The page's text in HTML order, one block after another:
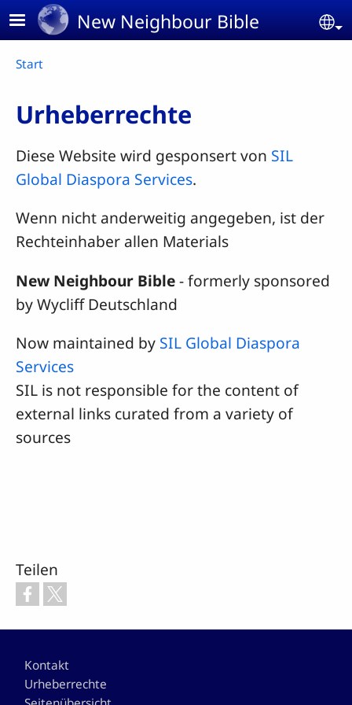
Skip to main contentNew Neighbour Bible
Breadcrumb
Start
Urheberrechte
Diese Website wird gesponsert von SIL
Global Diaspora Services.
Wenn nicht anderweitig angegeben, ist der
Rechteinhaber allen Materials
New Neighbour Bible- formerly sponsored
by Wycliff Deutschland
Now maintained by SIL Global Diaspora
Services
SIL is not responsible for the content of
external links curated from a variety of
sources
Teilen
Footer
Kontakt
Urheberrechte